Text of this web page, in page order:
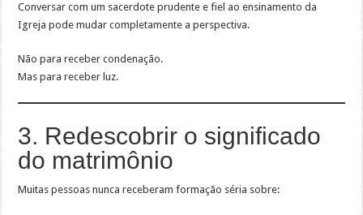
Conversar com um sacerdote prudente e fiel ao ensinamento da
Igreja pode mudar completamente a perspectiva.
Não para receber condenação.
Mas para receber luz.
3. Redescobrir o significado
do matrimônio
Muitas pessoas nunca receberam formação séria sobre: